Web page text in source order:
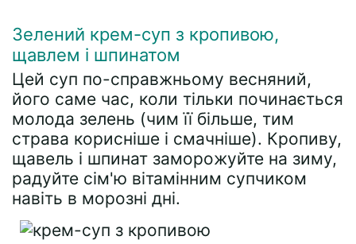
Зелений крем-суп з кропивою,
щавлем і шпинатом
Цей суп по-справжньому весняний,
його саме час, коли тільки починається
молода зелень (чим її більше, тим
страва корисніше і смачніше). Кропиву,
щавель і шпинат заморожуйте на зиму,
радуйте сім'ю вітамінним супчиком
навіть в морозні дні.